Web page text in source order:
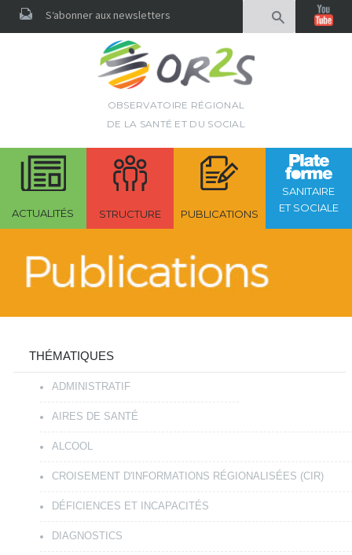
S‘abonner aux newsletters
OBSERVATOIRE RÉGIONAL
DE LA SANTÉ ET DU SOCIAL
ACTUALITÉS STRUCTURE PUBLICATIONS
SANITAIRE
ET SOCIALE
THÉMATIQUES
ADMINISTRATIF
AIRES DE SANTÉ
ALCOOL
CROISEMENT D'INFORMATIONS RÉGIONALISÉES (CIR)
DÉFICIENCES ET INCAPACITÉS
DIAGNOSTICS